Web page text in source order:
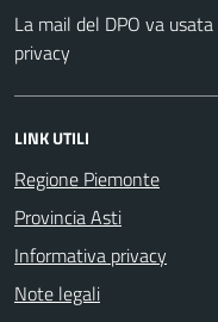
La mail del DPO va
privacy
LINK UTILI
Regione Piemonte
Provincia Asti
Informativa privacy
Note legali